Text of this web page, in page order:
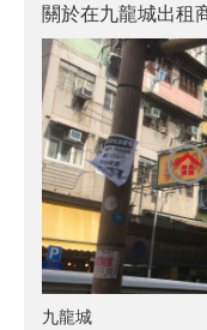
關於在九龍城出租
九龍城